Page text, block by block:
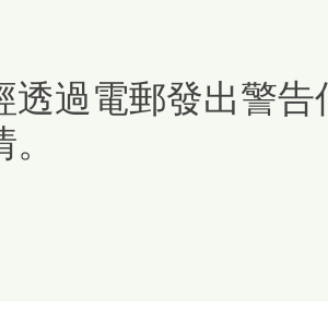
透過電郵發出警